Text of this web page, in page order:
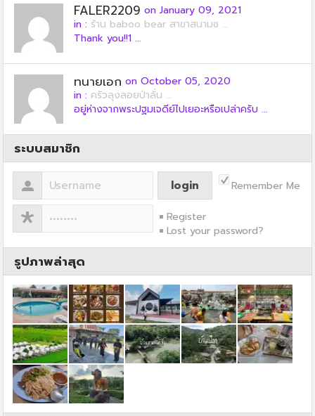
FALER2209 on January 09, 2021
in : ร้าน baboo bear สาขาสนามช ...
Thank you!!1 ...
ทนายเอก on October 05, 2020
in : ครัวลุงลอยป่าลั่น ...
อยู่ห่างจากพระปฐมเจดีย์ไปเยอะหรือเปล่าครับ ...
ระบบสมาชิก
Remember Me
Register
Lost your password?
รูปภาพล่าสุด